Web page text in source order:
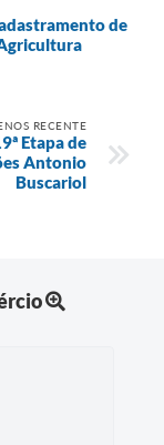
de
RECENTE
Etapa de
Antonio
Buscariol